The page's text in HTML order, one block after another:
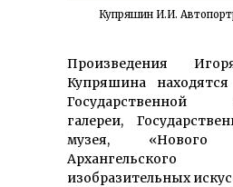
Купряшин И.И.
Произведения
Купряшина
Государственной
галереи,
музея, «Нового
изобразительных